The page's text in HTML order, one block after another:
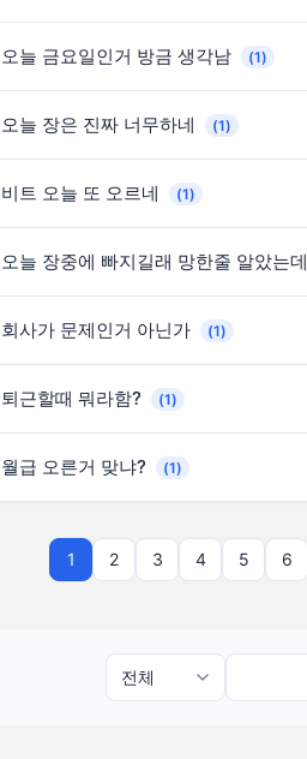
오늘 금요일인거 방금 생각남 (1)
오늘 장은 진짜 너무하네 (1)
비트 오늘 또 오르네 (1)
오늘 장중에 빠지길래 망한줄 알았는데
회사가 문제인거 아닌가 (1)
퇴근할때 뭐라함? (1)
월급 오른거 맞냐? (1)
1 2 3 4 5 6